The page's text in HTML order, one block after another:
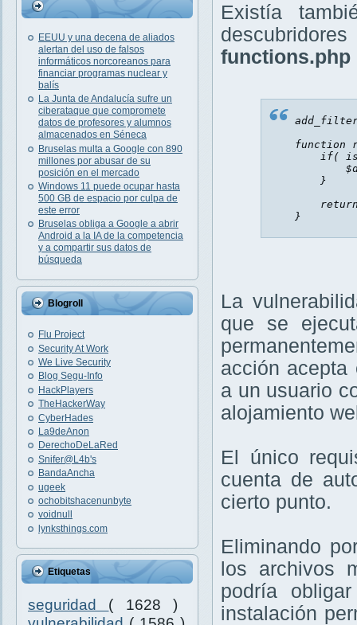
EEUU y una decena de aliados
alertan del uso de falsos
informáticos norcoreanos para
financiar programas nuclear y
balís
La Junta de Andalucía sufre un
ciberataque que compromete
datos de profesores y alumnos
almacenados en Séneca
Bruselas multa a Google con 890
millones por abusar de su
posición en el mercado
Windows 11 puede ocupar hasta
500 GB de espacio por culpa de
este error
Bruselas obliga a Google a abrir
Android a la IA de la competencia
y a compartir sus datos de
búsqueda
Blogroll
Flu Project
Security At Work
We Live Security
Blog Segu-Info
HackPlayers
TheHackerWay
CyberHades
La9deAnon
DerechoDeLaRed
Snifer@L4b's
BandaAncha
ugeek
ochobitshacenunbyte
voidnull
lynksthings.com
Etiquetas
seguridad ( 1628 )
Existía
functions.php
function
if(
}
}
La
que se
acción acepta
a un usuario
alojamiento
El único
cuenta de
cierto punto.
Eliminando
los archivos
podría
instalación